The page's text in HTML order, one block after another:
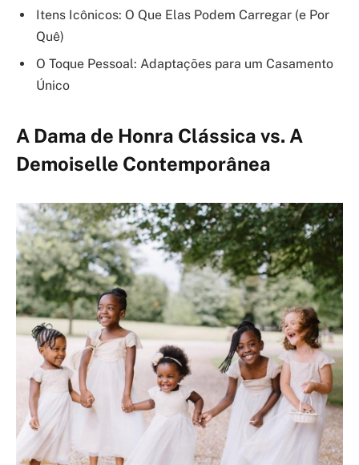
Itens Icônicos: O Que Elas Podem Carregar (e Por
Quê)
O Toque Pessoal: Adaptações para um Casamento
Único
A Dama de Honra Clássica vs. A
Demoiselle Contemporânea